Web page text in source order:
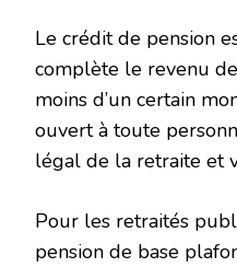
Le crédit de pension
complète le revenu
moins d’un certain
ouvert à toute
légal de la retraite et
Pour les retraités
pension de base